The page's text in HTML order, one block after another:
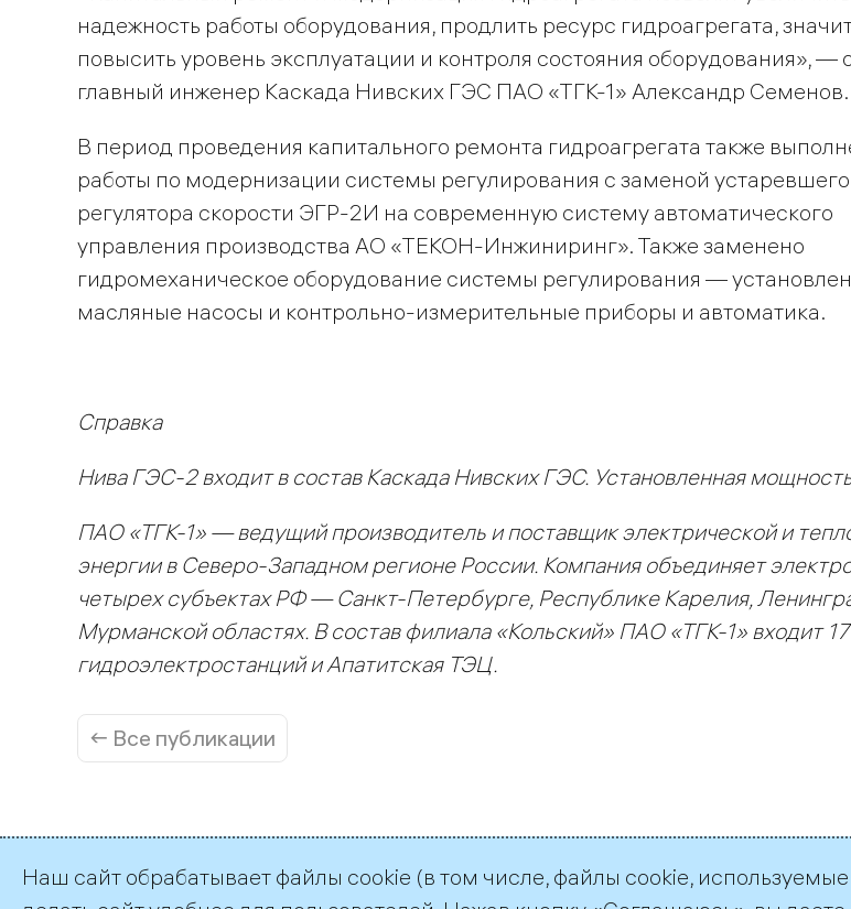
надежность работы оборудования, продлить ресурс гидроагрегата,
повысить уровень эксплуатации и контроля состояния оборудования», —
главный инженер Каскада Нивских ГЭС ПАО «ТГК-1» Александр Семенов.
В период проведения капитального ремонта гидроагрегата также
работы по модернизации системы регулирования с заменой устаревшего
регулятора скорости ЭГР-2И на современную систему автоматического
управления производства АО «ТЕКОН-Инжиниринг». Также заменено
гидромеханическое оборудование системы регулирования —
масляные насосы и контрольно-измерительные приборы и автоматика.
Справка
Нива ГЭС-2 входит в состав Каскада Нивских ГЭС. Установленная
ПАО «ТГК-1» — ведущий производитель и поставщик электрической и
энергии в Северо-Западном регионе России. Компания объединяет
четырех субъектах РФ — Санкт-Петербурге, Республике Карелия,
Мурманской областях. В состав филиала «Кольский» ПАО «ТГК-1» входит 17
гидроэлектростанций и Апатитская ТЭЦ.
← Все публикации
Наш сайт обрабатывает файлы cookie (в том числе, файлы cookie,